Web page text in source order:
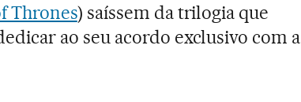
Thrones) saíssem da trilogia que
ao seu acordo exclusivo com a